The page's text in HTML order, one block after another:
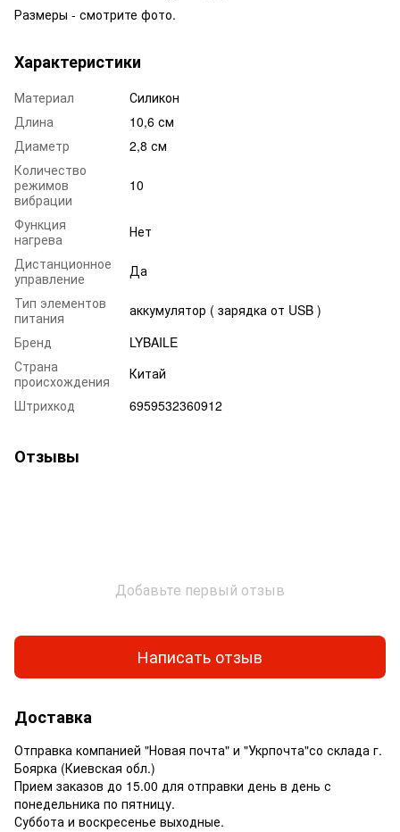
Размеры - смотрите фото.
Характеристики
Материал
Силикон
Длина
10,6 см
Диаметр
2,8 см
Количество
режимов
вибрации
10
Функция
нагрева
Нет
Дистанционное
управление
Да
Тип элементов
питания
аккумулятор ( зарядка от USB )
Бренд
LYBAILE
Страна
происхождения
Китай
Штрихкод
6959532360912
Отзывы
Добавьте первый отзыв
Написать отзыв
Доставка
Отправка компанией "Новая почта" и "Укрпочта"со склада г.
Боярка (Киевская обл.)
Прием заказов до 15.00 для отправки день в день с
понедельника по пятницу.
Суббота и воскресенье выходные.